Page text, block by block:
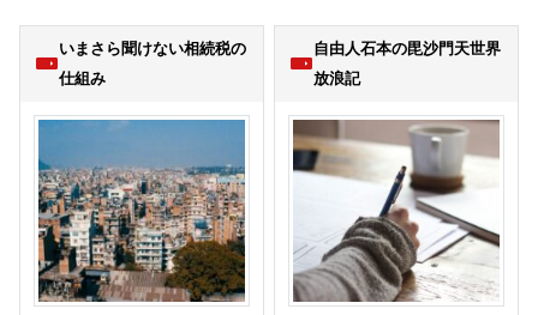
いまさら聞けない相続税の
仕組み
自由人石本の毘沙門天世界
放浪記